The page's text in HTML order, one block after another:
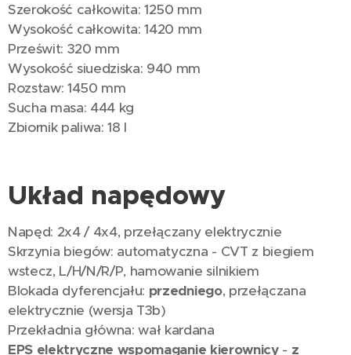
Szerokość całkowita: 1250 mm
Wysokość całkowita: 1420 mm
Prześwit: 320 mm
Wysokość siuedziska: 940 mm
Rozstaw: 1450 mm
Sucha masa: 444 kg
Zbiornik paliwa: 18 l
Układ napędowy
Napęd: 2x4 / 4x4, przełączany elektrycznie
Skrzynia biegów: automatyczna - CVT z biegiem
wstecz, L/H/N/R/P, hamowanie silnikiem
Blokada dyferencjału: przedniego, przełączana
elektrycznie (wersja T3b)
Przekładnia główna: wał kardana
EPS elektryczne wspomaganie kierownicy- z